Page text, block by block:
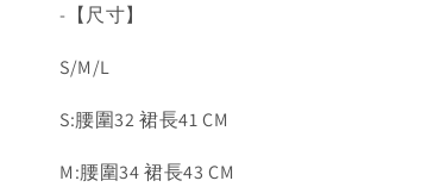
-【尺寸】
S/M/L
S:腰圍32 裙長41 CM
M:腰圍34 裙長43 CM